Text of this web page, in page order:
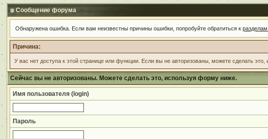
Сообщение форума
Обнаружена ошибка. Если вам неизвестны причины ошибки, попробуйте обратиться к
Причина:
У вас нет доступа к этой странице или функции. Если вы не авторизованы, можете сделать
Сейчас вы не авторизованы. Можете сделать это, используя форму ниже.
Имя пользователя (login)
Пароль